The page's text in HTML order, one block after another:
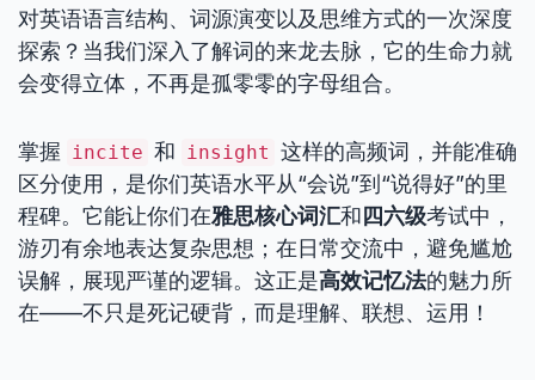
对英语语言结构、词源演变以及思维方式的一次深度
探索？当我们深入了解词的来龙去脉，它的生命力就
会变得立体，不再是孤零零的字母组合。
掌握 incite 和 insight 这样的高频词，并能准确
区分使用，是你们英语水平从“会说”到“说得好”的里
程碑。它能让你们在雅思核心词汇和 四六级考试中，
游刃有余地表达复杂思想；在日常交流中，避免尴尬
误解，展现严谨的逻辑。这正是高效记忆法的魅力所
在——不只是死记硬背，而是理解、联想、运用！